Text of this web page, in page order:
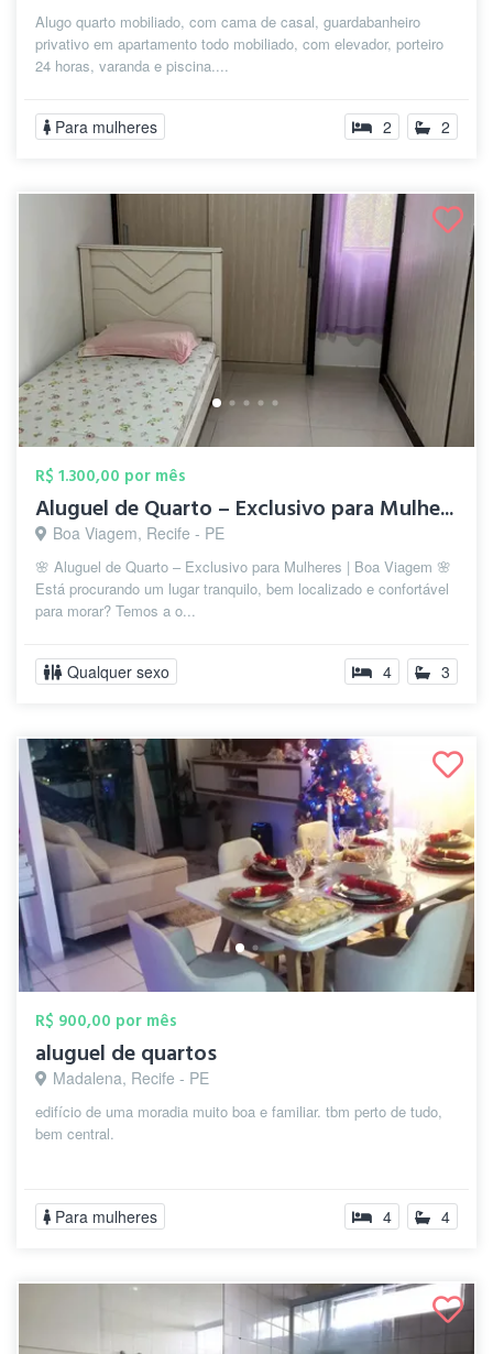
Alugo quarto mobiliado, com cama de casal, guardabanheiro
privativo em apartamento todo mobiliado, com elevador, porteiro
24 horas, varanda e piscina....
Para mulheres 2 2
R$ 1.300,00 por mês
Aluguel de Quarto – Exclusivo para Mulhe...
Boa Viagem, Recife - PE
🌸 Aluguel de Quarto – Exclusivo para Mulheres | Boa Viagem 🌸
Está procurando um lugar tranquilo, bem localizado e confortável
para morar? Temos a o...
Qualquer sexo 4 3
R$ 900,00 por mês
aluguel de quartos
Madalena, Recife - PE
edifício de uma moradia muito boa e familiar. tbm perto de tudo,
bem central.
Para mulheres 4 4